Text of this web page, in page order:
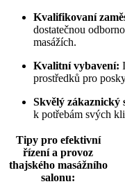
Kvalifikovaní
dostatečnou
masážích.
Kvalitní vybavení:
prostředků pro
Skvělý zákaznický
k potřebám svých
Tipy pro efektivní
řízení a provoz
thajského masážního
salonu: